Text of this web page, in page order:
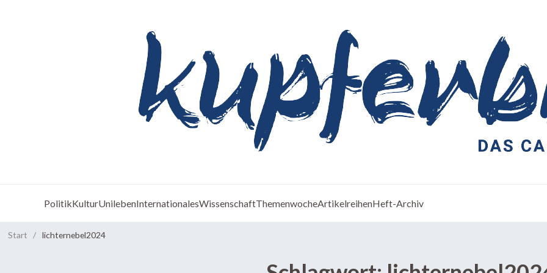
PolitikKulturUnilebenInternationalesWissenschaftThemenwocheArtikelreihenHeft-Archiv
Start / lichternebel2024